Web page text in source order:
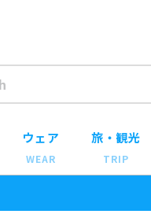
ウェア
WEAR
旅・観光
TRIP